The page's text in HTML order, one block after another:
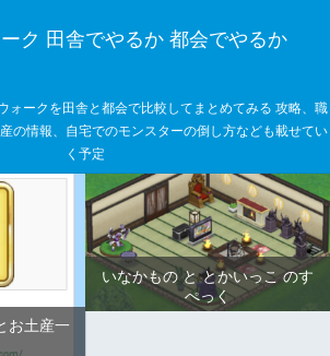
ーク 田舎でやるか 都会でやるか
ォークを田舎と都会で比較してまとめてみる 攻略、職
の情報、自宅でのモンスターの倒し方なども載せてい
く予定
お土産一
いなかもの と とかいっこ のす
ぺっく